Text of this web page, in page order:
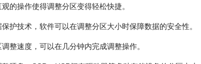
的操作使得调整分区变得轻松快捷。
护技术，软件可以在调整分区大小时保障数据的安全性。
整速度，可以在几分钟内完成调整操作。